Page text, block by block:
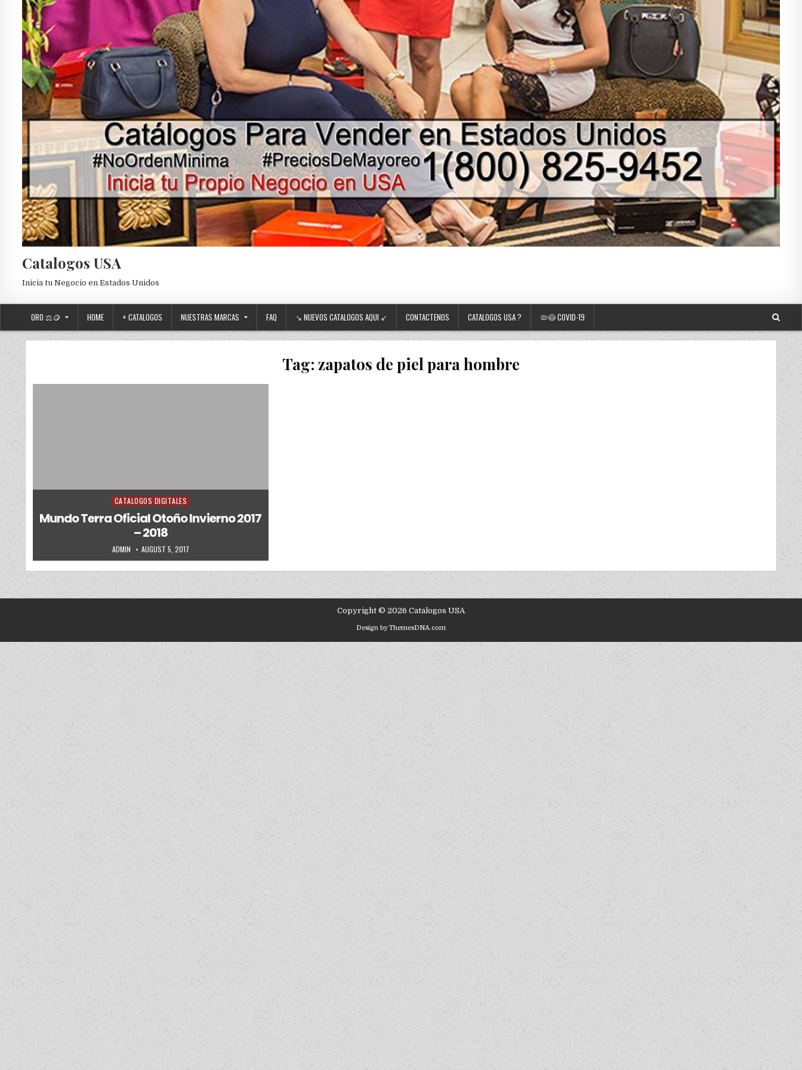
Catalogos USA
Inicia tu Negocio en Estados Unidos
ORO ⚖️🪙 HOME + CATALOGOS NUESTRAS MARCAS FAQ ↘ NUEVOS CATALOGOS AQUI ↙ CONTACTENOS CATALOGOS USA ? 🦠😷 COVID-19
Tag: zapatos de piel para hombre
Posted in
CATALOGOS DIGITALES
Mundo Terra Oficial Otoño Invierno 2017
– 2018
AUTHOR:
ADMIN PUBLISHED DATE:
AUGUST 5, 2017
Copyright © 2026 Catalogos USA
Design by ThemesDNA.com